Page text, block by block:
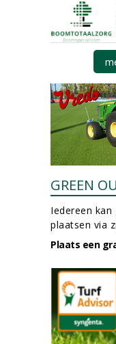
GREEN
Iedereen
plaatsen via
Plaats een